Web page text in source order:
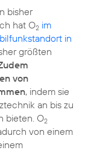
bisher
hat O2 im
in
größten
von
, indem sie
an bis zu
bieten. O2
von einem